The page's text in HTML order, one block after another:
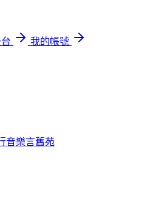
我的帳號
音樂言舊苑